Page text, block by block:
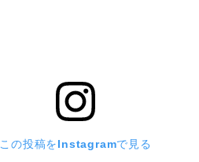
この投稿をInstagramで見る